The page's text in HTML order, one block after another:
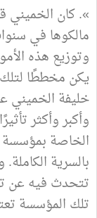
». كان الخميني
مالكوها في
وتوزيع هذه
يكن مخططًا
خليفة الخميني
وأكبر وأكثر
الخاصة
بالسرية
تتحدث فيه عن
تلك المؤسسة